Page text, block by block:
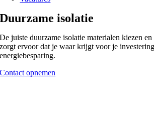
Duurzame isolatie
De juiste duurzame isolatie materialen kiezen en
zorgt ervoor dat je waar krijgt voor je
energiebesparing.
Contact opnemen